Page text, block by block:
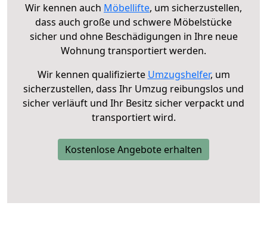
Wir kennen auch Möbellifte, um sicherzustellen,
dass auch große und schwere Möbelstücke
sicher und ohne Beschädigungen in Ihre neue
Wohnung transportiert werden.
Wir kennen qualifizierte Umzugshelfer, um
sicherzustellen, dass Ihr Umzug reibungslos und
sicher verläuft und Ihr Besitz sicher verpackt und
transportiert wird.
Kostenlose Angebote erhalten